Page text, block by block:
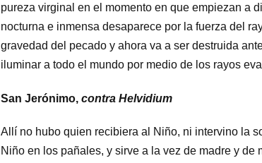
pureza virginal en el momento en que empiezan a
nocturna e inmensa desaparece por la fuerza del
gravedad del pecado y ahora va a ser destruida
iluminar a todo el mundo por medio de los rayos
San Jerónimo,contra Helvidium
Allí no hubo quien recibiera al Niño, ni intervino la
Niño en los pañales, y sirve a la vez de madre y